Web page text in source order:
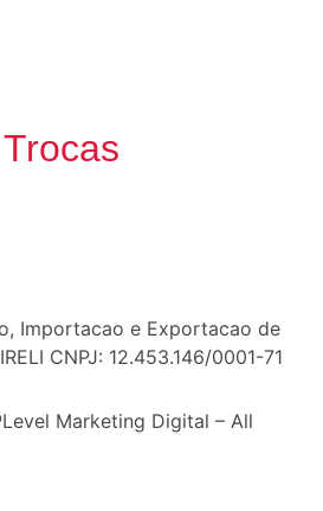
Importacao e Exportacao de
CNPJ: 12.453.146/0001-71
Marketing Digital – All